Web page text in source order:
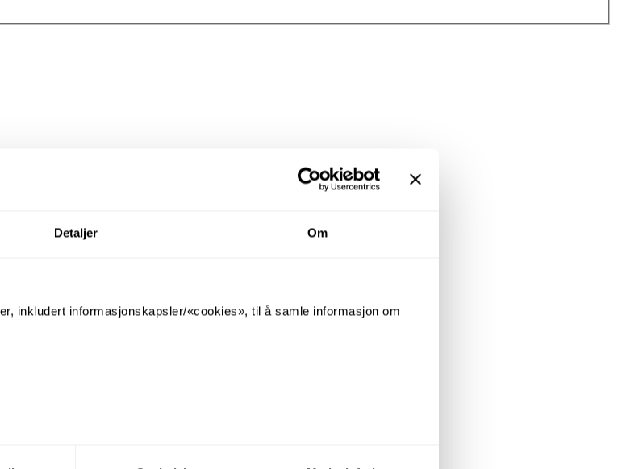
Detaljer Om
inkludert informasjonskapsler/«cookies», til å samle informasjon om
disse formålene. Du kan også velge formålet du vil samtykke til ved å